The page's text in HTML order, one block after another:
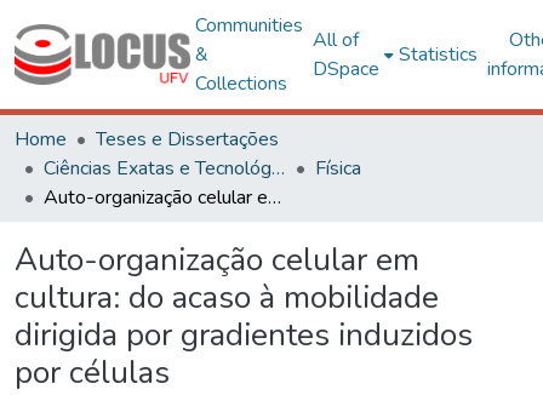
Communities
&
Collections
All of
DSpace
Statistics
Home
Teses e Dissertações
Ciências Exatas e Tecnológicas
Física
Auto-organização celular em cultura: do acaso à mobilidade dirigida por gradientes induzidos por células
Auto-organização celular em
cultura: do acaso à mobilidade
dirigida por gradientes induzidos
por células